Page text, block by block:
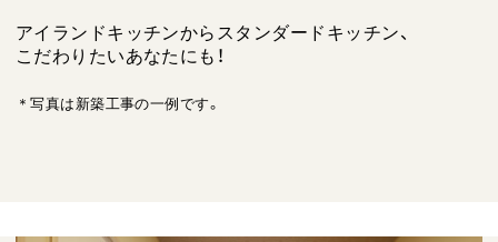
アイランドキッチンからスタンダードキッチン、
こだわりたいあなたにも！
＊写真は新築工事の一例です。